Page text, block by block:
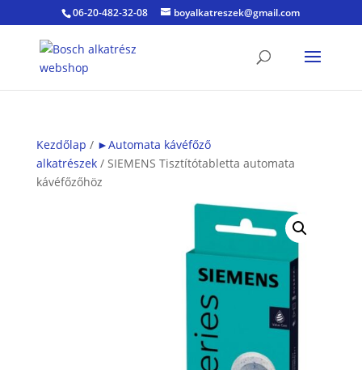
06-20-482-32-08 boyalkatreszek@gmail.com
Kezdőlap / ►Automata kávéfőző
alkatrészek/ SIEMENS Tisztítótabletta automata
kávéfőzőhöz